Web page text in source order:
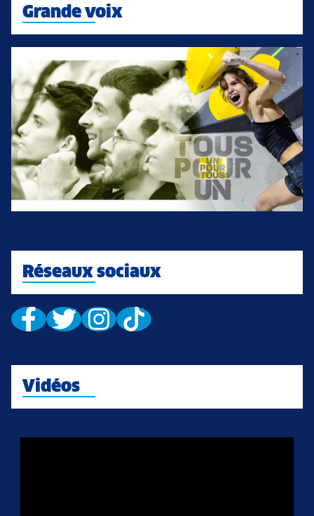
Grande voix
Réseaux sociaux
Vidéos